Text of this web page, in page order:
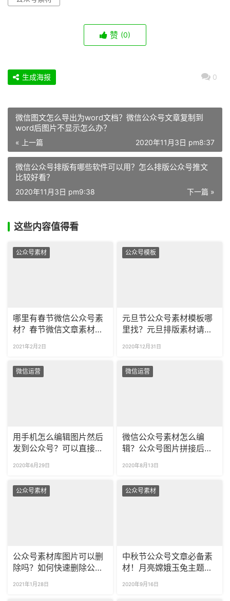
赞 (0)
0
生成海报
微信图文怎么导出为word文档？微信公众号文章复制到
word后图片不显示怎么办？
« 上一篇 2020年11月3日 pm8:37
微信公众号排版有哪些软件可以用？怎么排版公众号推文
比较好看？
下一篇 »
2020年11月3日 pm9:38
这些内容值得看
公众号素材
哪里有春节微信公众号素
材？春节微信文章素材怎
2021年2月2日
公众号模板
元旦节公众号素材模板哪
里找？元旦排版素材请认
2020年12月31日
微信运营
用手机怎么编辑图片然后
发到公众号？可以直接传
2020年6月29日
微信运营
微信公众号素材怎么编
辑？公众号图片拼接后有
2020年8月13日
公众号素材
公众号素材库图片可以删
除吗？如何快速删除公众
2021年1月28日
公众号素材
中秋节公众号文章必备素
材！月亮嫦娥玉兔主题公
2020年9月16日